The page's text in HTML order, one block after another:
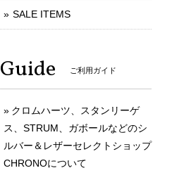
SALE ITEMS
Guide ご利用ガイド
クロムハーツ、スタンリーゲ
ス、STRUM、ガボールなどのシ
ルバー＆レザーセレクトショップ
CHRONOについて